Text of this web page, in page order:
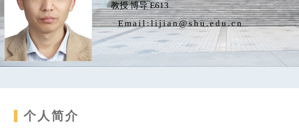
教授 博导 E613
Email:lijian@shu.edu.cn
个人简介